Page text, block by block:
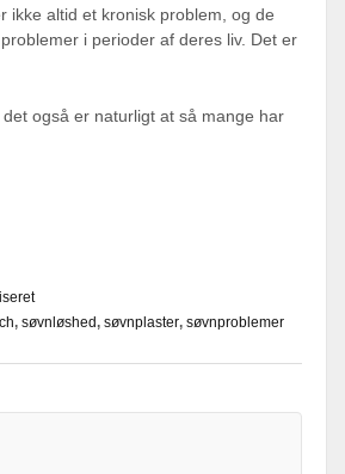
ikke altid et kronisk problem, og de
i perioder af deres liv. Det er
også er naturligt at så mange har
, søvnløshed, søvnplaster, søvnproblemer